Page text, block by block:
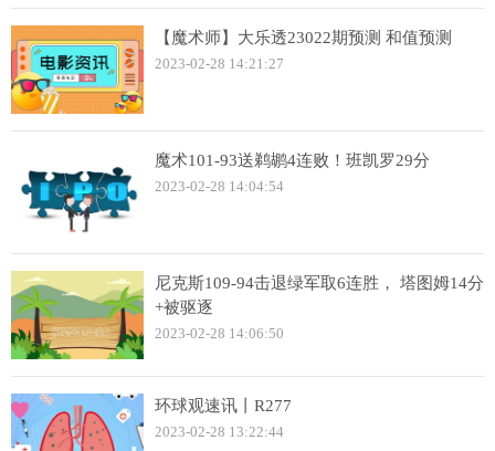
【魔术师】大乐透23022期预测 和值预测
2023-02-28 14:21:27
魔术101-93送鹈鹕4连败！班凯罗29分
2023-02-28 14:04:54
尼克斯109-94击退绿军取6连胜， 塔图姆14分
+被驱逐
2023-02-28 14:06:50
环球观速讯丨R277
2023-02-28 13:22:44